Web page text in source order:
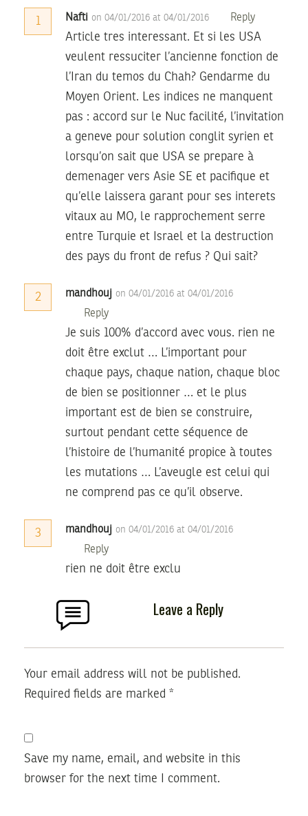
1 Nafti on 04/01/2016 at 04/01/2016 Reply
Article tres interessant. Et si les USA
veulent ressuciter l’ancienne fonction de
l’Iran du temos du Chah? Gendarme du
Moyen Orient. Les indices ne manquent
pas : accord sur le Nuc facilité, l’invitation
a geneve pour solution conglit syrien et
lorsqu’on sait que USA se prepare à
demenager vers Asie SE et pacifique et
qu’elle laissera garant pour ses interets
vitaux au MO, le rapprochement serre
entre Turquie et Israel et la destruction
des pays du front de refus ? Qui sait?
2 mandhouj on 04/01/2016 at 04/01/2016
Reply
Je suis 100% d’accord avec vous. rien ne
doit être exclut … L’important pour
chaque pays, chaque nation, chaque bloc
de bien se positionner … et le plus
important est de bien se construire,
surtout pendant cette séquence de
l’histoire de l’humanité propice à toutes
les mutations … L’aveugle est celui qui
ne comprend pas ce qu’il observe.
3 mandhouj on 04/01/2016 at 04/01/2016
Reply
rien ne doit être exclu
Leave a Reply
Your email address will not be published.
Required fields are marked *
Save my name, email, and website in this
browser for the next time I comment.